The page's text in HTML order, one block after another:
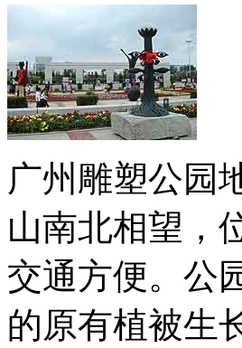
广州雕塑公园
山南北相望，
交通方便。公
的原有植被生